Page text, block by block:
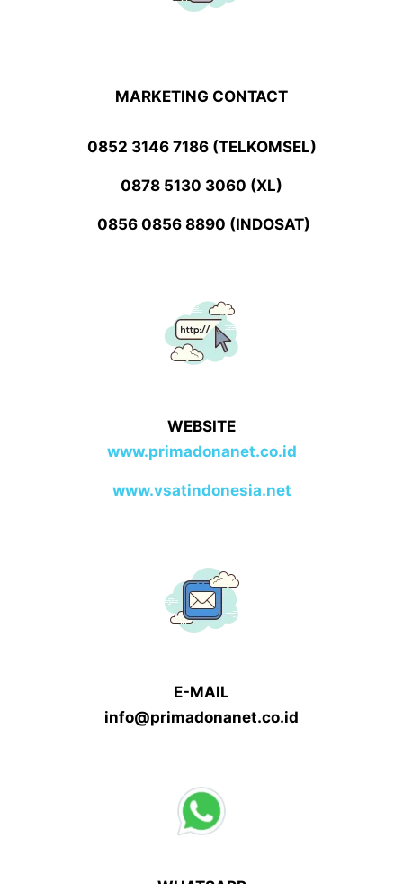
MARKETING CONTACT
0852 3146 7186 (TELKOMSEL)
0878 5130 3060 (XL)
0856 0856 8890 (INDOSAT)
WEBSITE
www.primadonanet.co.id
www.vsatindonesia.net
E-MAIL
info@primadonanet.co.id